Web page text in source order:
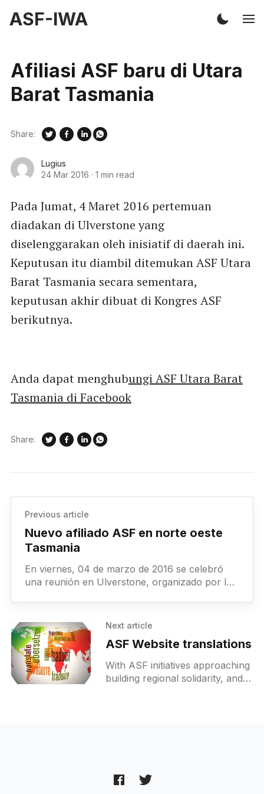
ASF-IWA
Afiliasi ASF baru di Utara
Barat Tasmania
Lugius
24 Mar 2016 · 1 min read
Share:
Pada Jumat, 4 Maret 2016 pertemuan
diadakan di Ulverstone yang
diselenggarakan oleh inisiatif di daerah ini.
Keputusan itu diambil ditemukan ASF Utara
Barat Tasmania secara sementara,
keputusan akhir dibuat di Kongres ASF
berikutnya.
Anda dapat menghubungi ASF Utara Barat
Tasmania di Facebook
Share:
Previous article
Nuevo afiliado ASF en norte oeste
Tasmania
En viernes, 04 de marzo de 2016 se celebró
una reunión en Ulverstone, organizado por la
Next article
ASF Website translations
With ASF initiatives approaching
building regional solidarity, and